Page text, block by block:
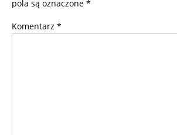
pola są oznaczone *
Komentarz *